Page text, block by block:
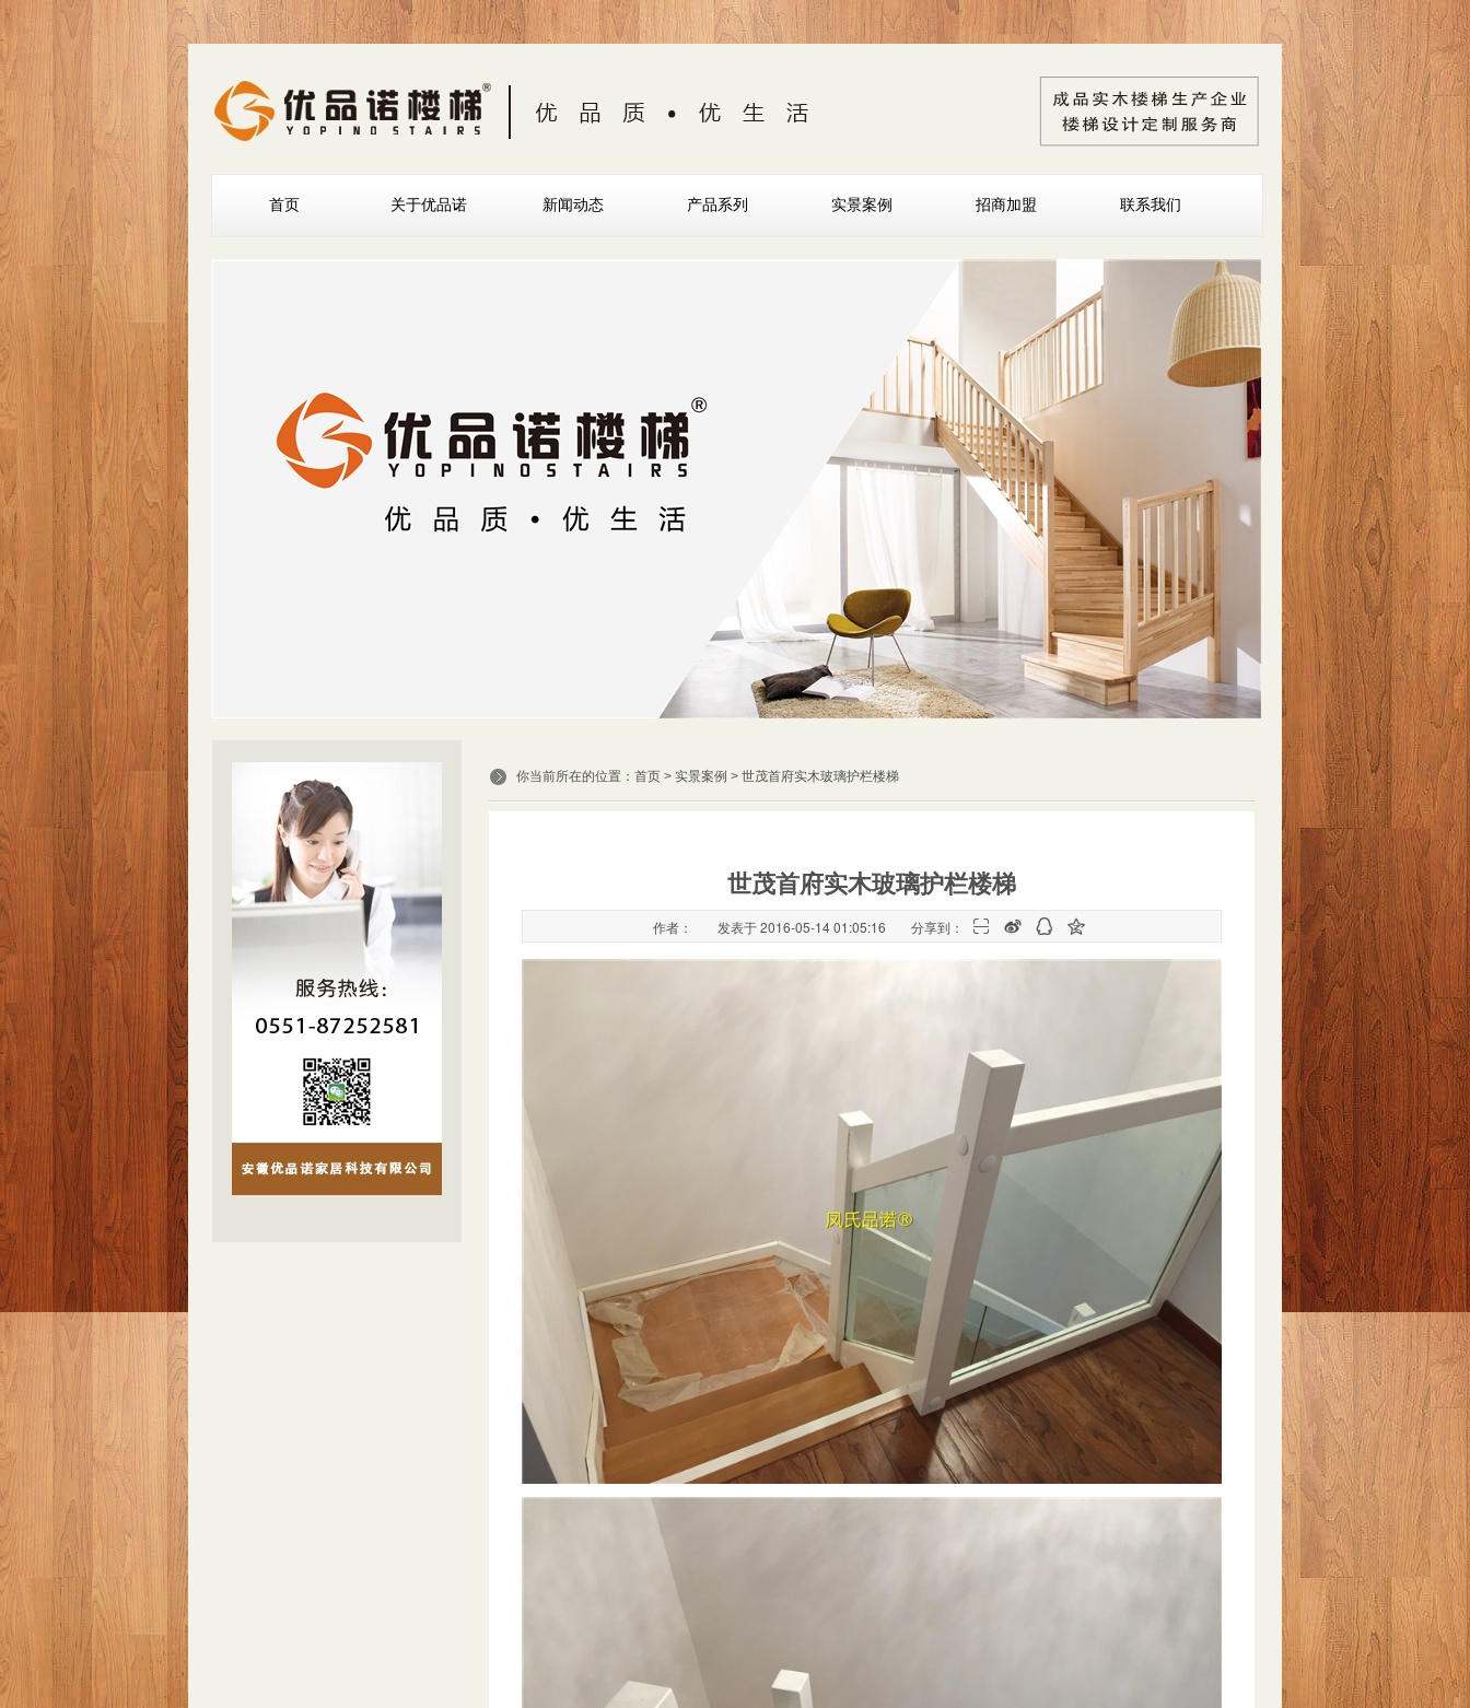
首页 关于优品诺 新闻动态 产品系列 实景案例 招商加盟 联系我们
你当前所在的位置： 首页 > 实景案例 > 世茂首府实木玻璃护栏楼梯
世茂首府实木玻璃护栏楼梯
作者： 发表于 2016-05-14 01:05:16 分享到：    